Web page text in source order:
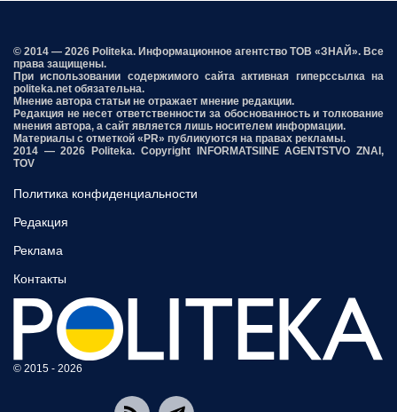
© 2014 — 2026 Politeka. Информационное агентство ТОВ «ЗНАЙ». Все
права защищены.
При использовании содержимого сайта активная гиперссылка на
politeka.net обязательна.
Мнение автора статьи не отражает мнение редакции.
Редакция не несет ответственности за обоснованность и толкование
мнения автора, а сайт является лишь носителем информации.
Материалы с отметкой «PR» публикуются на правах рекламы.
2014 — 2026 Politeka. Copyright INFORMATSIINE AGENTSTVO ZNAI,
TOV
Политика конфиденциальности
Редакция
Реклама
Контакты
© 2015 - 2026